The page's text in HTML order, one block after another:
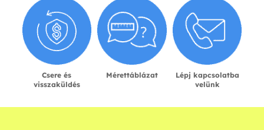
Csere és
visszaküldés
Mérettáblázat
Lépj kapcsolatba
velünk